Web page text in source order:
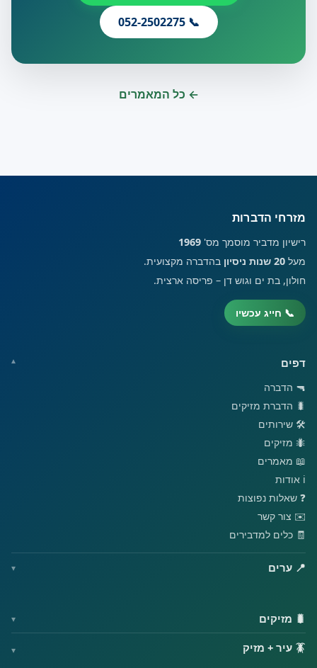
📞 052-2502275
← כל המאמרים
מזרחי הדברות
רישיון מדביר מוסמך מס' 1969
מעל 20 שנות ניסיון
בהדברה מקצועית.
חולון, בת ים וגוש דן – פריסה ארצית.
📞 חייג עכשיו
דפים
🔫 הדברה
🐛 הדברת מזיקים
🛠️ שירותים
🐜 מזיקים
📖 מאמרים
ℹ️ אודות
❓ שאלות נפוצות
✉️ צור קשר
🧾 כלים למדבירים
📍 ערים
🐛 מזיקים
🪳 עיר + מזיק